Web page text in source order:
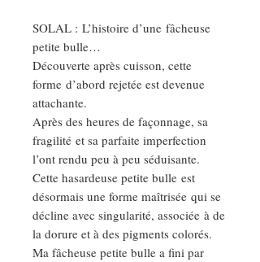
SOLAL : L’histoire d’une fâcheuse
petite bulle…
Découverte après cuisson, cette
forme d’abord rejetée est devenue
attachante.
Après des heures de façonnage, sa
fragilité et sa parfaite imperfection
l’ont rendu peu à peu séduisante.
Cette hasardeuse petite bulle est
désormais une forme maîtrisée qui se
décline avec singularité, associée à de
la dorure et à des pigments colorés.
Ma fâcheuse petite bulle a fini par